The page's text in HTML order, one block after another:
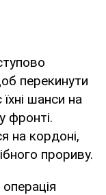
перекинути
шанси на
фронті.
на кордоні,
прориву.